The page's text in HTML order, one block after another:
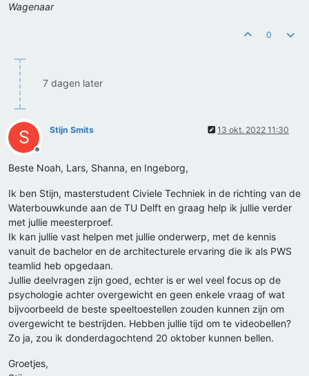
Wagenaar
0
7 dagen later
S
Offline
Stijn Smits 13 okt. 2022 11:30
Beste Noah, Lars, Shanna, en Ingeborg,
Ik ben Stijn, masterstudent Civiele Techniek in de richting van de
Waterbouwkunde aan de TU Delft en graag help ik jullie verder
met jullie meesterproef.
Ik kan jullie vast helpen met jullie onderwerp, met de kennis
vanuit de bachelor en de architecturele ervaring die ik als PWS
teamlid heb opgedaan.
Jullie deelvragen zijn goed, echter is er wel veel focus op de
psychologie achter overgewicht en geen enkele vraag of wat
bijvoorbeeld de beste speeltoestellen zouden kunnen zijn om
overgewicht te bestrijden. Hebben jullie tijd om te videobellen?
Zo ja, zou ik donderdagochtend 20 oktober kunnen bellen.
Groetjes,